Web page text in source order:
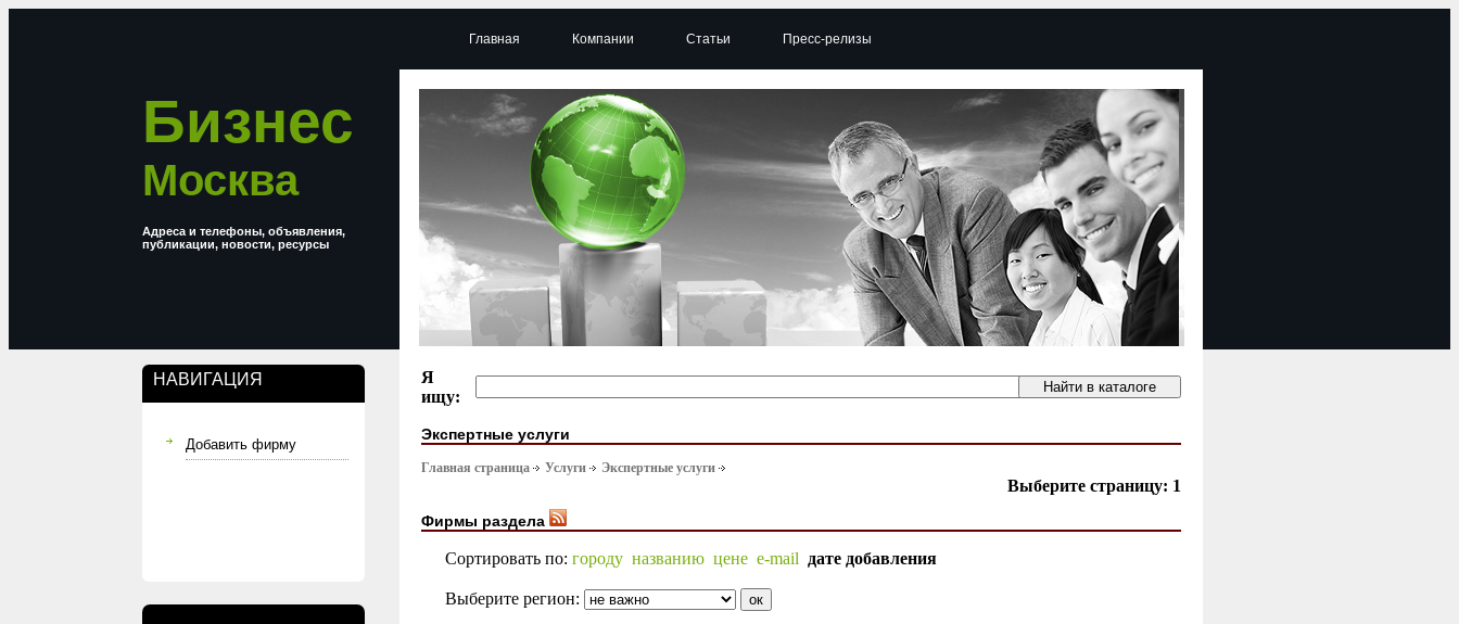
Бизнес
Москва
Адреса и телефоны, объявления,
публикации, новости, ресурсы
НАВИГАЦИЯ
Добавить фирму
Главная Компании Статьи Пресс-релизы
Я
ищу:
Экспертные услуги
Главная страница Услуги Экспертные услуги
Выберите страницу: 1
Фирмы раздела
Сортировать по: городу названию цене e-mail дате добавления
Выберите регион: